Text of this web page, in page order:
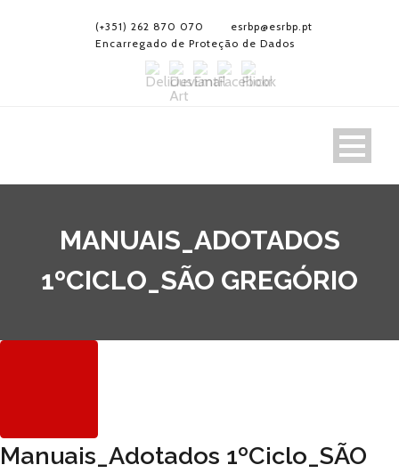
(+351) 262 870 070
esrbp@esrbp.pt
Encarregado de Proteção de Dados
MANUAIS_ADOTADOS
1ºCICLO_SÃO GREGÓRIO
Manuais_Adotados 1ºCiclo_SÃO